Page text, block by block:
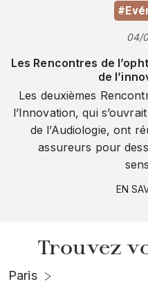
04/
Les Rencontres de
de
Les deuxièmes
l’Innovation, qui
de l’Audiologie, ont
assureurs pour
EN
Trouvez
Paris